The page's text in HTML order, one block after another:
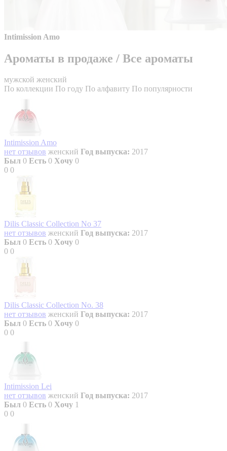
Intimission Amo
Ароматы в продаже / Все ароматы
мужской женский
По коллекции По году По алфавиту По популярности
Intimission Amo
нет отзывов женский Год выпуска: 2017
Был 0 Есть 0 Хочу 0
0 0
Dilis Classic Collection No 37
нет отзывов женский Год выпуска: 2017
Был 0 Есть 0 Хочу 0
0 0
Dilis Classic Collection No. 38
нет отзывов женский Год выпуска: 2017
Был 0 Есть 0 Хочу 0
0 0
Intimission Lei
нет отзывов женский Год выпуска: 2017
Был 0 Есть 0 Хочу 1
0 0